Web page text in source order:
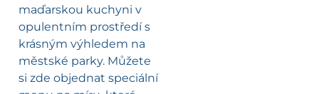
maďarskou kuchyni v
opulentním prostředí s
krásným výhledem na
městské parky. Můžete
si zde objednat speciální